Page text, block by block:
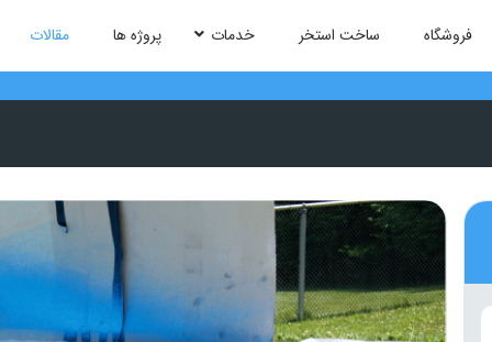
فروشگاه ساخت استخر خدمات پروژه ها مقالات